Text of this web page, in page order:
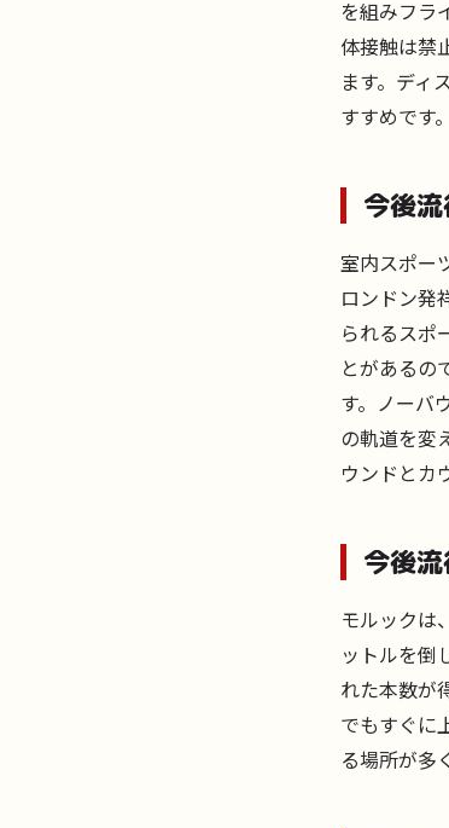
を組みフラ
体接触は禁
ます。ディ
すすめです。
今後
室内スポー
ロンドン発
られるスポ
とがあるの
す。ノーバ
の軌道を変
ウンドとカ
今後
モルックは
ットルを倒
れた本数が
でもすぐに
る場所が多